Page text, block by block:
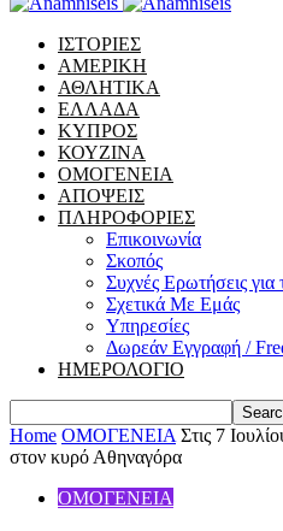
ΙΣΤΟΡΙΕΣ
ΑΜΕΡΙΚΗ
ΑΘΛΗΤΙΚΑ
ΕΛΛΑΔΑ
ΚΥΠΡΟΣ
ΚΟΥΖΙΝΑ
ΟΜΟΓΕΝΕΙΑ
ΑΠΟΨΕΙΣ
ΠΛΗΡΟΦΟΡΙΕΣ
Επικοινωνία
Σκοπός
Συχνές Ερωτήσεις για
Σχετικά Με Εμάς
Υπηρεσίες
Δωρεάν Εγγραφή /
ΗΜΕΡΟΛΟΓΙΟ
Home ΟΜΟΓΕΝΕΙΑ Στις 7
στον κυρό Αθηναγόρα
ΟΜΟΓΕΝΕΙΑ